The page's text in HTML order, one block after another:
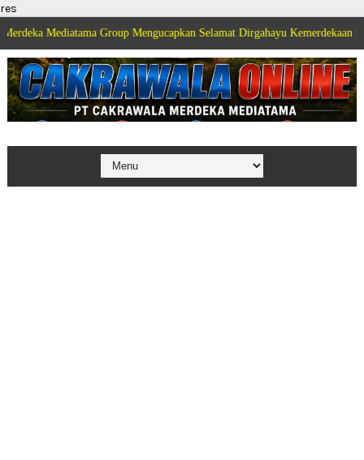
res
Group Mengucapkan Selamat Dirgahayu Kemerdekaan Republik